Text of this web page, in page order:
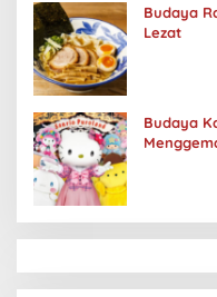
Budaya
Lezat
Budaya